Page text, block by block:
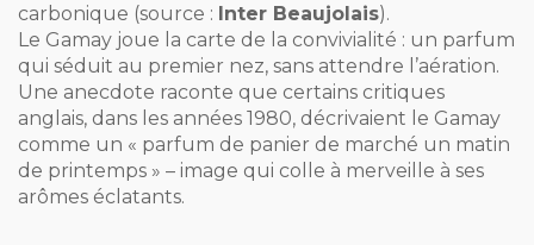
carbonique (source : Inter Beaujolais).
Le Gamay joue la carte de la convivialité : un parfum
qui séduit au premier nez, sans attendre l’aération.
Une anecdote raconte que certains critiques
anglais, dans les années 1980, décrivaient le Gamay
comme un « parfum de panier de marché un matin
de printemps » – image qui colle à merveille à ses
arômes éclatants.